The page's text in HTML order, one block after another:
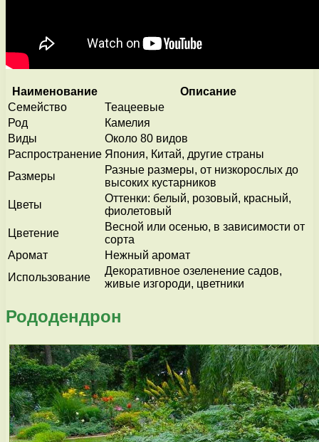
Наименование
Описание
Семейство
Теацеевые
Род
Камелия
Виды
Около 80 видов
Распространение Япония, Китай, другие страны
Размеры
Разные размеры, от низкорослых до
высоких кустарников
Цветы
Оттенки: белый, розовый, красный,
фиолетовый
Цветение
Весной или осенью, в зависимости от
сорта
Аромат
Нежный аромат
Использование
Декоративное озеленение садов,
живые изгороди, цветники
Рододендрон